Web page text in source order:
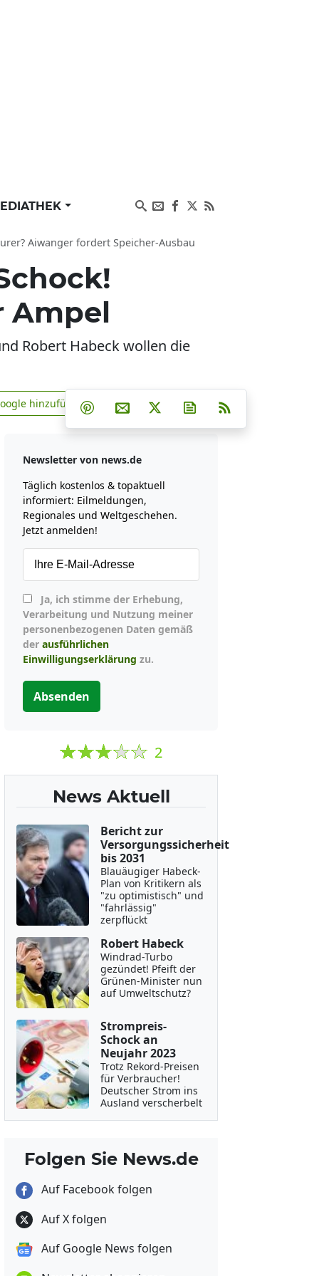
Aiwanger fordert Speicher-Ausbau
Ampel
Robert Habeck wollen die
news.de zu Google hinzufügen
hinzufügen Teilen auf Facebook
Teilen auf Whatsapp
Teilen auf Telegram
Teilen auf Pinterest
Per E-Mail teilen
Post auf XNewsletter
Newsletter von news.de
Täglich kostenlos & topaktuell
informiert: Eilmeldungen,
Regionales und Weltgeschehen.
Jetzt anmelden!
Verarbeitung und Nutzung meiner
personenbezogenen Daten gemäß
der ausführlichen
Einwilligungserklärung zu.
Absenden
2
News Aktuell
Bericht zur
Versorgungssicherheit
bis 2031
Blauäugiger Habeck-
Plan von Kritikern als
"zu optimistisch" und
"fahrlässig"
zerpflückt
Robert Habeck
Windrad-Turbo
gezündet! Pfeift der
Grünen-Minister nun
auf Umweltschutz?
Strompreis-
Schock an
Neujahr 2023
Trotz Rekord-Preisen
für Verbraucher!
Deutscher Strom ins
Ausland verscherbelt
Folgen Sie News.de
Auf Facebook folgen
Auf X folgen
Auf Google News folgen